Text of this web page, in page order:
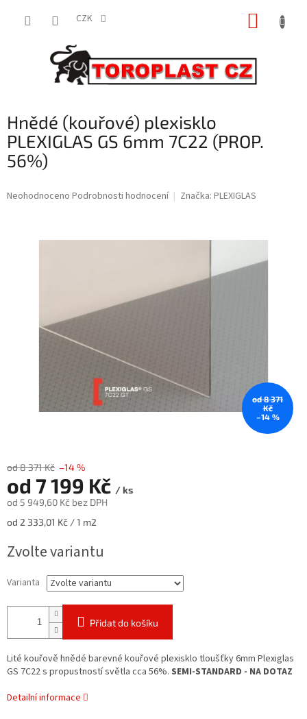
CZK
Hnědé (kouřové) plexisklo
PLEXIGLAS GS 6mm 7C22 (PROP.
56%)
Průměrné
Neohodnoceno Podrobnosti hodnocení Značka: PLEXIGLAS
od 8 371
Kč
–14 %
od 8 371 Kč –14 %
od 7 199 Kč / ks
od 5 949,60 Kč bez DPH
Měrná
od 2 333,01 Kč / 1 m2
Zvolte variantu
Varianta
Přidat do košíku
Lité kouřově hnědé barevné kouřové plexisklo tloušťky 6mm Plexiglas
GS 7C22 s propustností světla cca 56%. SEMI-STANDARD - NA DOTAZ
Detailní informace